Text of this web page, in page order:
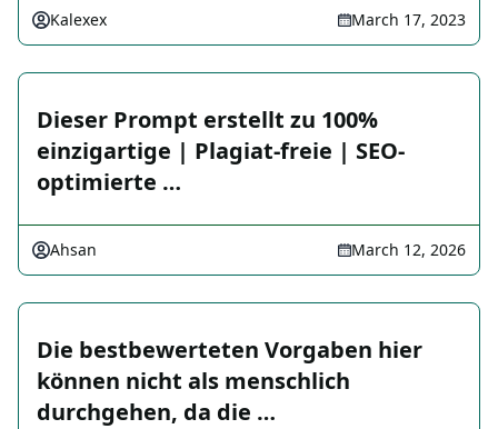
Kalexex March 17, 2023
Dieser Prompt erstellt zu 100%
einzigartige | Plagiat-freie | SEO-
optimierte …
Ahsan March 12, 2026
Die bestbewerteten Vorgaben hier
können nicht als menschlich
durchgehen, da die …